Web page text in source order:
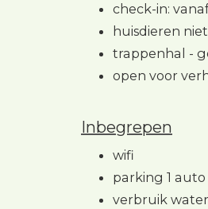
check-in:
huisdieren
trappenhal -
open voor
Inbegrepen
wifi
parking 1 auto
verbruik